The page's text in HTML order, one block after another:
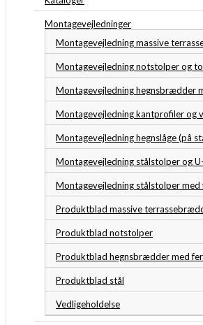
Montagevejledninger
Montagevejledning massive
Montagevejledning notstolper og
Montagevejledning hegnsbrædder
Montagevejledning kantprofiler og
Montagevejledning hegnslåge (på
Montagevejledning stålstolper og
Montagevejledning stålstolper med
Produktblad massive
Produktblad notstolper
Produktblad hegnsbrædder med
Produktblad stål
Vedligeholdelse